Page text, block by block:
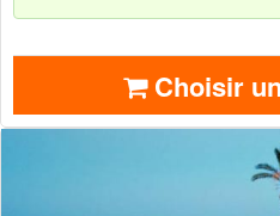
Choisir